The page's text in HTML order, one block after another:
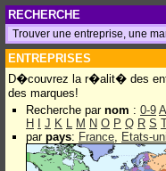
RECHERCHE
ENTREPRISES
D�couvrez la r�alit� des
des marques!
Recherche par nom : 0-9 A
H
J K L M N O P Q R S
par pays: France, Etats-